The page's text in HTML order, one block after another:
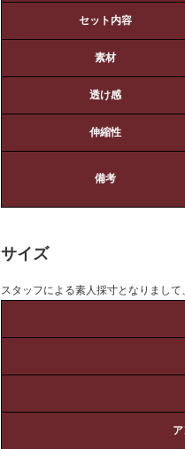
セット内容
素材
透け感
伸縮性
備考
サイズ
スタッフによる素人採寸となりまして